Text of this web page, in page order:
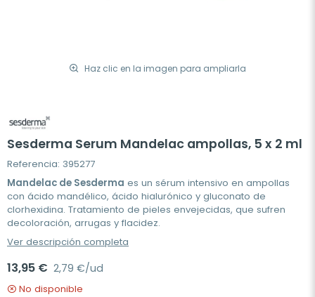
Haz clic en la imagen para ampliarla
Sesderma Serum Mandelac ampollas, 5 x 2 ml
Referencia: 395277
Mandelac de Sesderma es un sérum intensivo en ampollas
con ácido mandélico, ácido hialurónico y gluconato de
clorhexidina. Tratamiento de pieles envejecidas, que sufren
decoloración, arrugas y flacidez.
Ver descripción completa
13,95 € 2,79 €/ud
No disponible